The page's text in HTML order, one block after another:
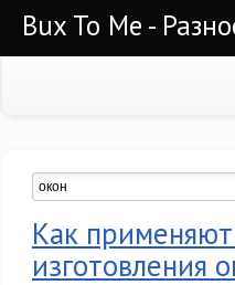
Bux To Me -
Как
изготовления